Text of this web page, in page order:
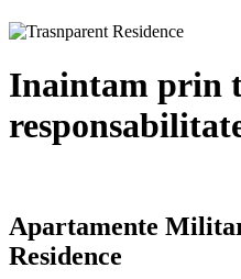
Inaintam prin
Apartamente
Residence